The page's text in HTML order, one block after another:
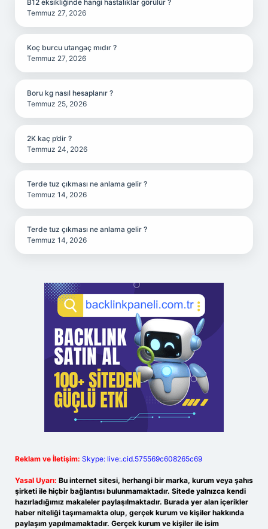
B12 eksikliğinde hangi hastalıklar görülür ?
Temmuz 27, 2026
Koç burcu utangaç mıdır ?
Temmuz 27, 2026
Boru kg nasıl hesaplanır ?
Temmuz 25, 2026
2K kaç p’dir ?
Temmuz 24, 2026
Terde tuz çıkması ne anlama gelir ?
Temmuz 14, 2026
Terde tuz çıkması ne anlama gelir ?
Temmuz 14, 2026
Reklam ve İletişim: Skype: live:.cid.575569c608265c69
Yasal Uyarı: Bu internet sitesi, herhangi bir marka, kurum veya şahıs
şirketi ile hiçbir bağlantısı bulunmamaktadır. Sitede yalnızca kendi
hazırladığımız makaleler paylaşılmaktadır. Burada yer alan içerikler
haber niteliği taşımamakta olup, gerçek kurum ve kişiler hakkında
paylaşım yapılmamaktadır. Gerçek kurum ve kişiler ile isim